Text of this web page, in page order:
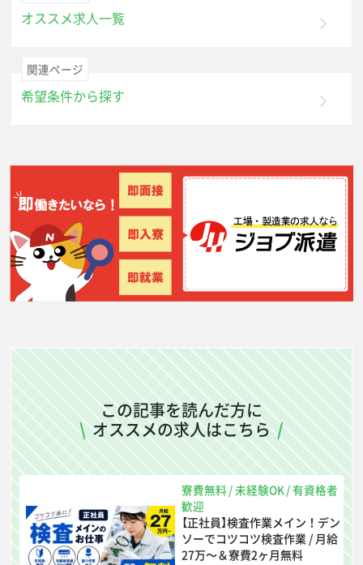
オススメ求人一覧
関連ページ
希望条件から探す
この記事を読んだ方に
\ オススメの求人はこちら /
寮費無料 /未経験OK/有資格者
歓迎
【正社員】検査作業メイン！デン
ソーでコツコツ検査作業 / 月給
27万〜＆寮費2ヶ月無料